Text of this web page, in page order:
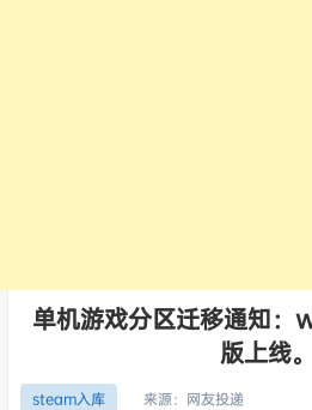
单机游戏分区迁移通知
版上线。
steam入库 来源： 网友投递